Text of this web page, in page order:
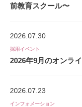
前教育スクール〜
2026.07.30
採用イベント
2026年9月のオンラ
2026.07.23
インフォメーション